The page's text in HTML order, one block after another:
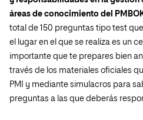
áreas de conocimiento del
total de 150 preguntas tipo test
el lugar en el que se realiza es un
importante que te prepares bien
través de los materiales oficiales
PMI y mediante simulacros para
preguntas a las que deberás